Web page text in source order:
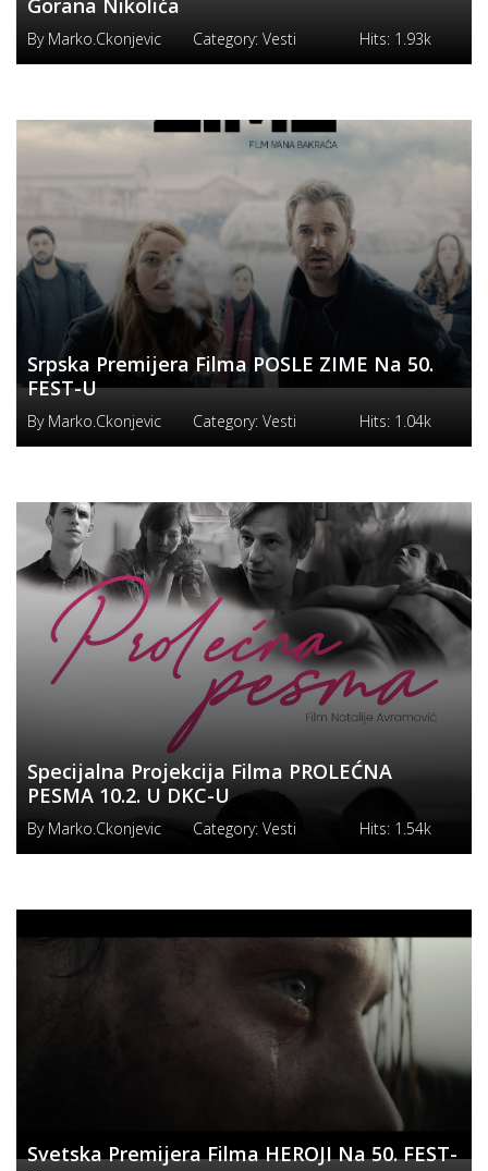
Gorana Nikolića
By Marko.ckonjevic Category: Vesti Hits: 1.93k
Srpska Premijera Filma POSLE ZIME Na 50.
FEST-U
By Marko.ckonjevic Category: Vesti Hits: 1.04k
Specijalna Projekcija Filma PROLEĆNA
PESMA 10.2. U DKC-U
By Marko.ckonjevic Category: Vesti Hits: 1.54k
Svetska Premijera Filma HEROJI Na 50. FEST-